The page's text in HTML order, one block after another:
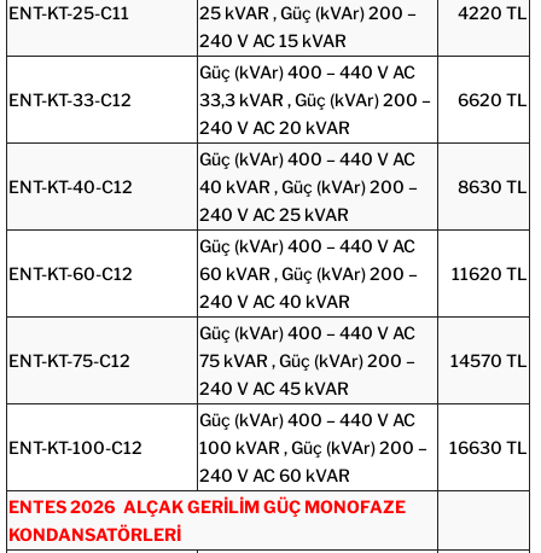
ENT-KT-25-C11
25 kVAR , Güç (kVAr) 200 –
240 V AC 15 kVAR
4220 TL
ENT-KT-33-C12
Güç (kVAr) 400 – 440 V AC
33,3 kVAR , Güç (kVAr) 200 –
240 V AC 20 kVAR
6620 TL
ENT-KT-40-C12
Güç (kVAr) 400 – 440 V AC
40 kVAR , Güç (kVAr) 200 –
240 V AC 25 kVAR
8630 TL
ENT-KT-60-C12
Güç (kVAr) 400 – 440 V AC
60 kVAR , Güç (kVAr) 200 –
240 V AC 40 kVAR
11620 TL
ENT-KT-75-C12
Güç (kVAr) 400 – 440 V AC
75 kVAR , Güç (kVAr) 200 –
240 V AC 45 kVAR
14570 TL
ENT-KT-100-C12
Güç (kVAr) 400 – 440 V AC
100 kVAR , Güç (kVAr) 200 –
240 V AC 60 kVAR
16630 TL
ENTES 2026 ALÇAK GERİLİM GÜÇ MONOFAZE
KONDANSATÖRLERİ